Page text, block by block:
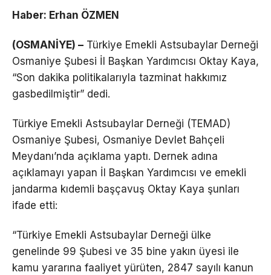
Haber: Erhan ÖZMEN
(OSMANİYE) – Türkiye Emekli Astsubaylar Derneği
Osmaniye Şubesi İl Başkan Yardımcısı Oktay Kaya,
“Son dakika politikalarıyla tazminat hakkımız
gasbedilmiştir” dedi.
Türkiye Emekli Astsubaylar Derneği (TEMAD)
Osmaniye Şubesi, Osmaniye Devlet Bahçeli
Meydanı’nda açıklama yaptı. Dernek adına
açıklamayı yapan İl Başkan Yardımcısı ve emekli
jandarma kıdemli başçavuş Oktay Kaya şunları
ifade etti:
“Türkiye Emekli Astsubaylar Derneği ülke
genelinde 99 Şubesi ve 35 bine yakın üyesi ile
kamu yararına faaliyet yürüten, 2847 sayılı kanun